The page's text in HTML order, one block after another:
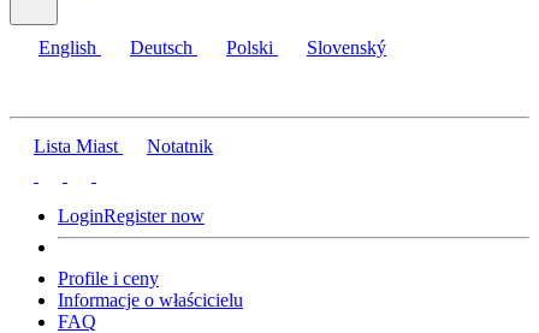
English Deutsch Polski Slovenský
Lista Miast Notatnik
LoginRegister now
Profile i ceny
Informacje o właścicielu
FAQ